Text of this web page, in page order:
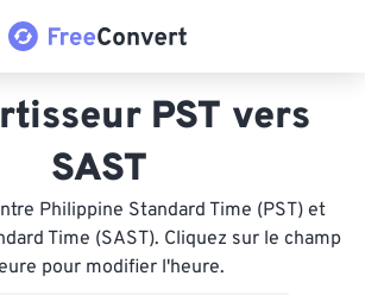
PST vers
SAST
Philippine Standard Time (PST) et
Time (SAST). Cliquez sur le champ
pour modifier l'heure.